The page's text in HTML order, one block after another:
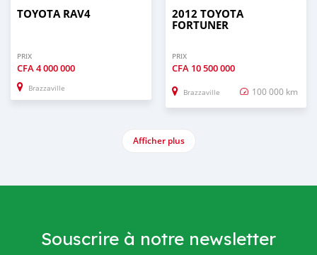
TOYOTA RAV4
PRIX
CFA4 000 000
Brazzaville
2012 TOYOTA
FORTUNER
PRIX
CFA 10 500 000
Brazzaville 100 000 km
Afficher plus
Souscrire à notre newsletter